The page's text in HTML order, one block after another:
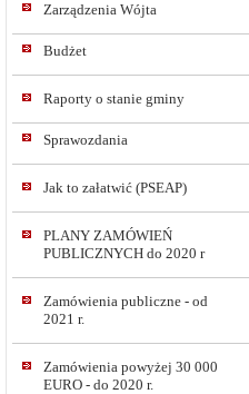
Zarządzenia Wójta
Budżet
Raporty o stanie gminy
Sprawozdania
Jak to załatwić (PSEAP)
PLANY ZAMÓWIEŃ
PUBLICZNYCH do 2020 r
Zamówienia publiczne - od
2021 r.
Zamówienia powyżej 30 000
EURO - do 2020 r.